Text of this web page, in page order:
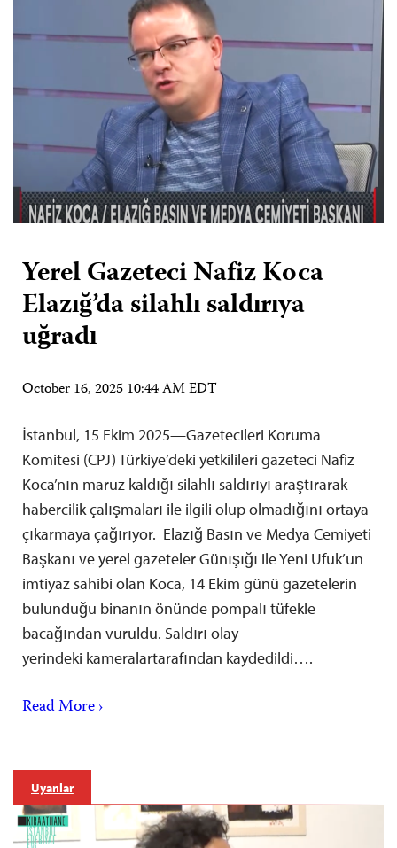
Yerel Gazeteci Nafiz Koca
Elazığ’da silahlı saldırıya
uğradı
October 16, 2025 10:44 AM EDT
İstanbul, 15 Ekim 2025—Gazetecileri Koruma
Komitesi (CPJ) Türkiye’deki yetkilileri gazeteci Nafiz
Koca’nın maruz kaldığı silahlı saldırıyı araştırarak
habercilik çalışmaları ile ilgili olup olmadığını ortaya
çıkarmaya çağırıyor. Elazığ Basın ve Medya Cemiyeti
Başkanı ve yerel gazeteler Günışığı ile Yeni Ufuk’un
imtiyaz sahibi olan Koca, 14 Ekim günü gazetelerin
bulunduğu binanın önünde pompalı tüfekle
bacağından vuruldu. Saldırı olay
yerindeki kameralartarafından kaydedildi….
Read More ›
Uyarılar